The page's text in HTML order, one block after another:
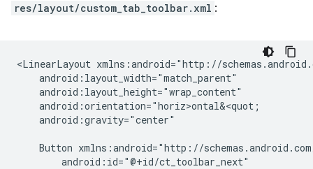
res/layout/custom_tab_toolbar.xml :
<LinearLayout
android:gravity="center"
Button